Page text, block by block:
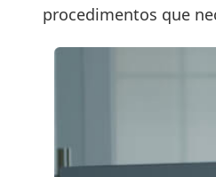
procedimentos que